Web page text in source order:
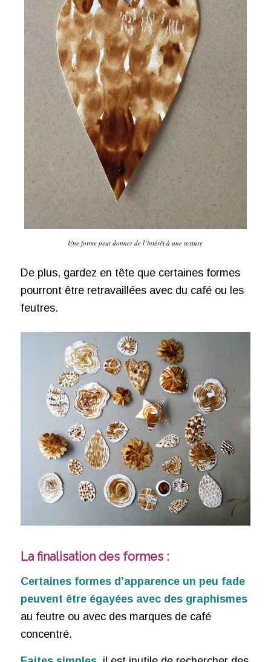
Une forme peut donner de l’intérêt à une texture
De plus, gardez en tête que certaines formes
pourront être retravaillées avec du café ou les
feutres.
La finalisation des formes :
Certaines formes d’apparence un peu fade
peuvent être égayées avec des graphismes
au feutre ou avec des marques de café
concentré.